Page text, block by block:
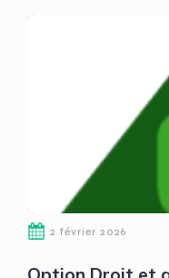
2 février 2026